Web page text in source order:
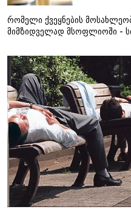
რომელი ქვეყნების
მიმზიდველად მსოფლიოში -